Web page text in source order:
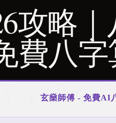
攻略
費八
玄燊師傅 - 免費AI